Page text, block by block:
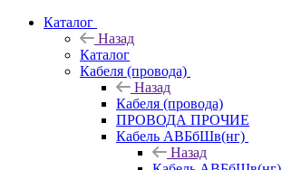
Каталог
Назад
Каталог
Кабеля (провода)
Назад
Кабеля (провода)
ПРОВОДА ПРОЧИЕ
Кабель АВБбШв(нг)
Назад